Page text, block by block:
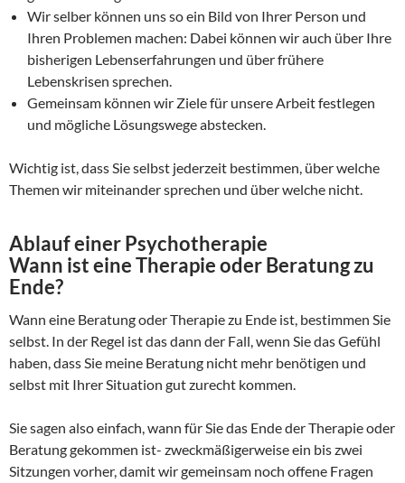
Wir selber können uns so ein Bild von Ihrer Person und
Ihren Problemen machen: Dabei können wir auch über Ihre
bisherigen Lebenserfahrungen und über frühere
Lebenskrisen sprechen.
Gemeinsam können wir Ziele für unsere Arbeit festlegen
und mögliche Lösungswege abstecken.
Wichtig ist, dass Sie selbst jederzeit bestimmen, über welche
Themen wir miteinander sprechen und über welche nicht.
Ablauf einer Psychotherapie
Wann ist eine Therapie oder Beratung zu
Ende?
Wann eine Beratung oder Therapie zu Ende ist, bestimmen Sie
selbst. In der Regel ist das dann der Fall, wenn Sie das Gefühl
haben, dass Sie meine Beratung nicht mehr benötigen und
selbst mit Ihrer Situation gut zurecht kommen.
Sie sagen also einfach, wann für Sie das Ende der Therapie oder
Beratung gekommen ist- zweckmäßigerweise ein bis zwei
Sitzungen vorher, damit wir gemeinsam noch offene Fragen